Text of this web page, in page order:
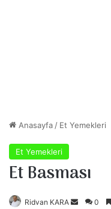
Anasayfa / Et Yemekleri
Et Yemekleri
Et Basması
Ridvan KARA 0